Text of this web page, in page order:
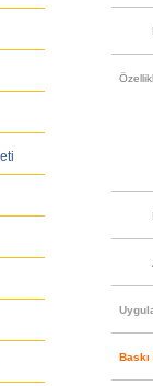
Baskı